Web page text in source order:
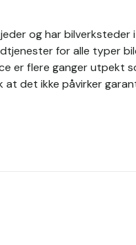
og har bilverksteder
for alle typer
er flere ganger utpekt
det ikke påvirker